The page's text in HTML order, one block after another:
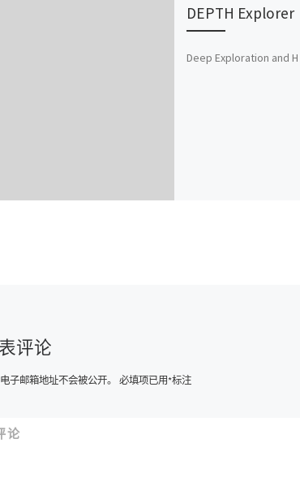
DEPTH Explorer
Deep Exploration and
评论
子邮箱地址不会被公开。 必填项已用*标注
论